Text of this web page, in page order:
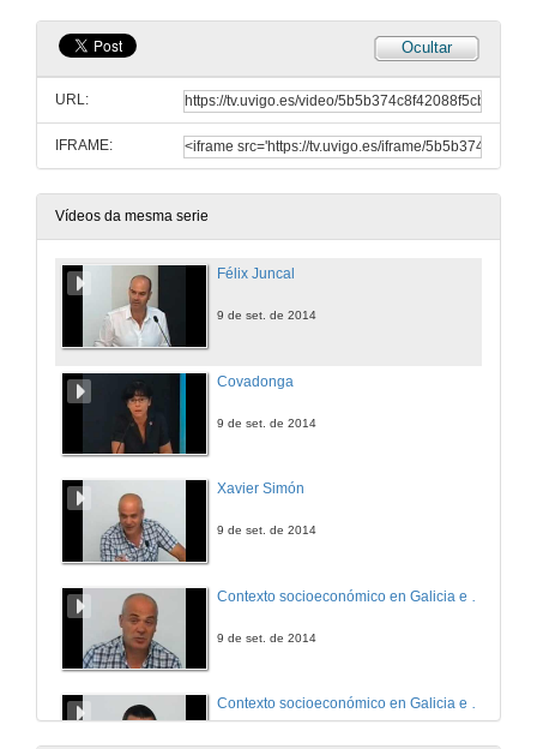
Ocultar
URL:
IFRAME:
Vídeos da mesma serie
Félix Juncal
9 de set. de 2014
Covadonga
9 de set. de 2014
Xavier Simón
9 de set. de 2014
9 de set. de 2014
Contexto socioeconómico en Galicia e marco institucional: Damián Copena
9 de set. de 2014